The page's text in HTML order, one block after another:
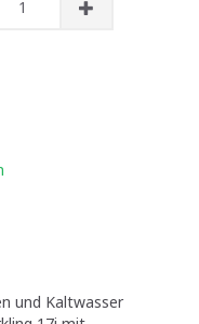
und Kaltwasser